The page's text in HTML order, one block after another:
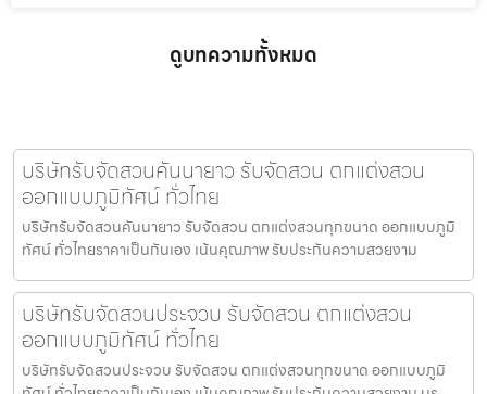
ดูบทความทั้งหมด
บริษัทรับจัดสวนคันนายาว รับจัดสวน ตกแต่งสวน
ออกแบบภูมิทัศน์ ทั่วไทย
บริษัทรับจัดสวนคันนายาว รับจัดสวน ตกแต่งสวนทุกขนาด ออกแบบภูมิ
ทัศน์ ทั่วไทยราคาเป็นกันเอง เน้นคุณภาพ รับประกันความสวยงาม
บริษัทรับจัดสวนประจวบ รับจัดสวน ตกแต่งสวน
ออกแบบภูมิทัศน์ ทั่วไทย
บริษัทรับจัดสวนประจวบ รับจัดสวน ตกแต่งสวนทุกขนาด ออกแบบภูมิ